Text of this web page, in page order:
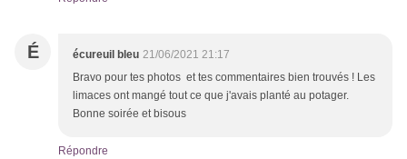
É écureuil bleu 21/06/2021 21:17
Bravo pour tes photos et tes commentaires bien trouvés ! Les
limaces ont mangé tout ce que j'avais planté au potager.
Bonne soirée et bisous
Répondre